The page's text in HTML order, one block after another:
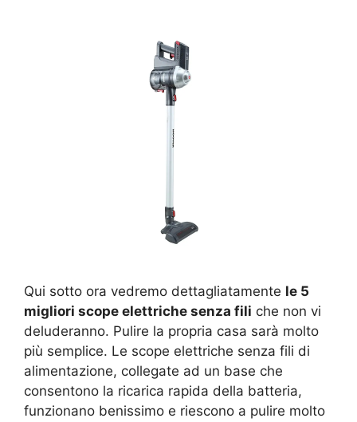
Qui sotto ora vedremo dettagliatamente le 5
migliori scope elettriche senza fili che non vi
deluderanno. Pulire la propria casa sarà molto
più semplice. Le scope elettriche senza fili di
alimentazione, collegate ad un base che
consentono la ricarica rapida della batteria,
funzionano benissimo e riescono a pulire molto